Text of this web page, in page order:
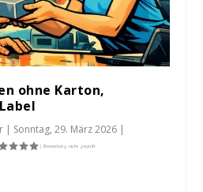
ohne Karton,
| Sonntag, 29. März 2026 |